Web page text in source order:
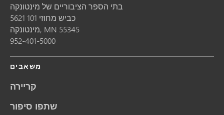
בתי הספר הציבוריים של מינטונקה
5621 כביש מחוזי 101
מינטונקה, MN 55345
952-401-5000
משאבים
קריירה
שתפו סיפור